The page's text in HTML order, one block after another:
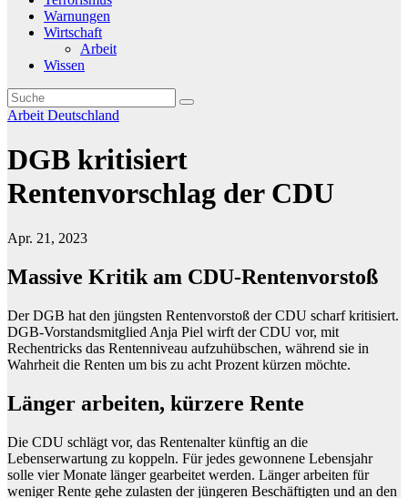
Warnungen
Wirtschaft
Arbeit
Wissen
Arbeit Deutschland
DGB kritisiert
Rentenvorschlag der CDU
Apr. 21, 2023
Massive Kritik am CDU-Rentenvorstoß
Der DGB hat den jüngsten Rentenvorstoß der CDU scharf kritisiert.
DGB-Vorstandsmitglied Anja Piel wirft der CDU vor, mit
Rechentricks das Rentenniveau aufzuhübschen, während sie in
Wahrheit die Renten um bis zu acht Prozent kürzen möchte.
Länger arbeiten, kürzere Rente
Die CDU schlägt vor, das Rentenalter künftig an die
Lebenserwartung zu koppeln. Für jedes gewonnene Lebensjahr
solle vier Monate länger gearbeitet werden. Länger arbeiten für
weniger Rente gehe zulasten der jüngeren Beschäftigten und an den